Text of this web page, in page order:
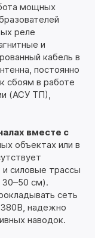
мощных
реле
и
кабель в
постоянно
сбоям в работе
(АСУ ТП),
вместе с
объектах или в
силовые трассы
30–50 см).
сеть
надежно
наводок.